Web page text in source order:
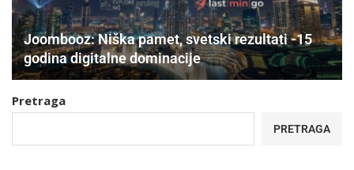
Joombooz: Niška pamet, svetski rezultati -15
godina digitalne dominacije
Pretraga
PRETRAGA